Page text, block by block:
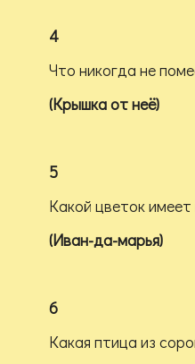
4
Что никогда не
(Крышка от неё)
5
Какой цветок
(Иван-да-марья)
6
Какая птица из